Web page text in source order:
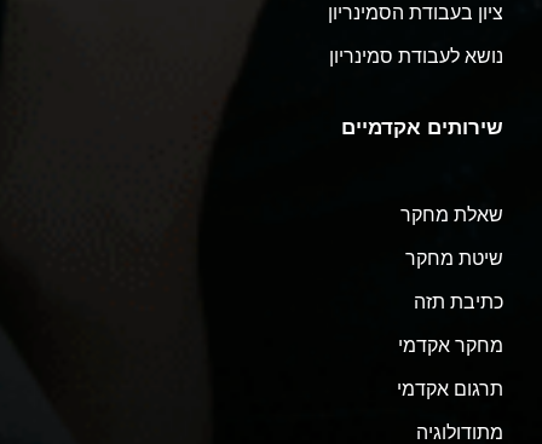
ציון בעבודת הסמינריון
נושא לעבודת סמינריון
שירותים אקדמיים
שאלת מחקר
שיטת מחקר
כתיבת תזה
מחקר אקדמי
תרגום אקדמי
מתודולוגיה